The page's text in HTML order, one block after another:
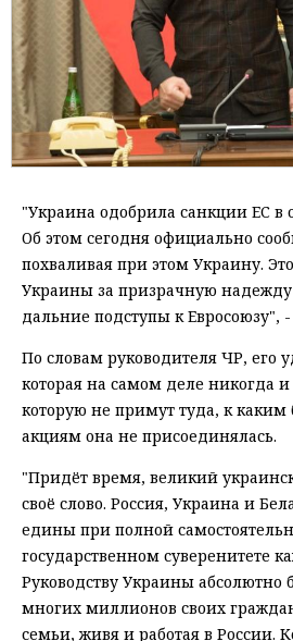
"Украина одобрила санкции ЕС в
Об этом сегодня официально
похваливая при этом Украину.
Украины за призрачную
дальние подступы к Евросоюзу",
По словам руководителя ЧР, его
которая на самом деле никогда
которую не примут туда, к
акциям она не присоединялась.
"Придёт время, великий
своё слово. Россия, Украина и
едины при полной
государственном суверенитете
Руководству Украины абсолютно
многих миллионов своих
семьи, живя и работая в России.